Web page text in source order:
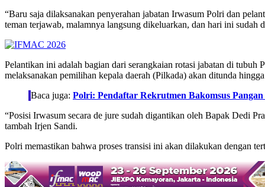
“Baru saja dilaksanakan penyerahan jabatan Irwasum Polri dan
teman terjawab, malamnya langsung dikeluarkan, dan hari ini
Pelantikan ini adalah bagian dari serangkaian rotasi jabatan di tubuh
melaksanakan pemilihan kepala daerah (Pilkada) akan ditunda
Baca juga: Polri: Pendaftar Rekrutmen Bakomsus
“Posisi Irwasum secara de jure sudah digantikan oleh Bapak Dedi
tambah Irjen Sandi.
Polri memastikan bahwa proses transisi ini akan dilakukan dengan